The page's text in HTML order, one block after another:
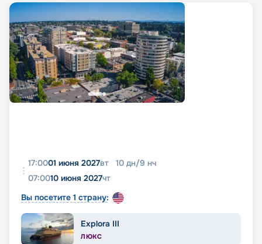
17:0001 июня 2027вт 10 дн/9 нч
07:0010 июня 2027чт
Вы посетите 1 страну:
Explora III
ЛЮКС